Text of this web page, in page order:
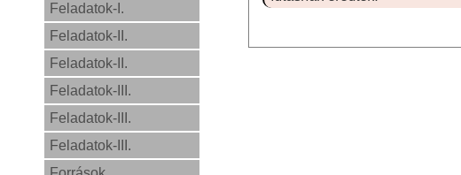
Feladatok-I.
Feladatok-II.
Feladatok-II.
Feladatok-III.
Feladatok-III.
Feladatok-III.